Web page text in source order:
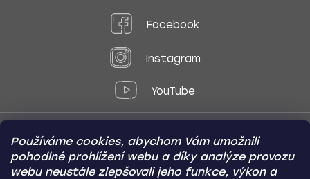
Používáme cookies, abychom Vám umožnili
pohodlné prohlížení webu a díky analýze provozu
webu neustále zlepšovali jeho funkce, výkon a
Facebook
Instagram
YouTube
Způsoby platby:
Online
Převod
Dobírka